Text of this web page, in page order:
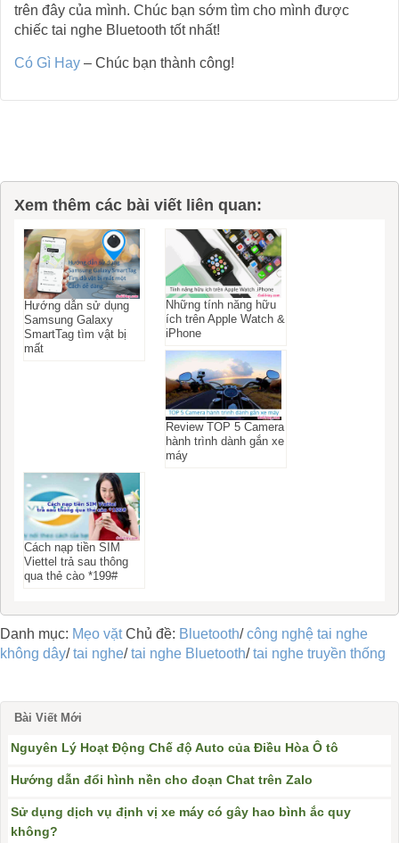
trên đây của mình. Chúc bạn sớm tìm cho mình được
chiếc tai nghe Bluetooth tốt nhất!
Có Gì Hay – Chúc bạn thành công!
Xem thêm các bài viết liên quan:
Hướng dẫn sử dụng
Samsung Galaxy
SmartTag tìm vật bị
mất
Những tính năng hữu
ích trên Apple Watch &
iPhone
Review TOP 5 Camera
hành trình dành gắn xe
máy
Cách nạp tiền SIM
Viettel trả sau thông
qua thẻ cào *199#
Danh mục: Mẹo vặt Chủ đề: Bluetooth/công nghệ tai nghe
không dây/tai nghe/tai nghe Bluetooth/tai nghe truyền thống
Bài Viết Mới
Nguyên Lý Hoạt Động Chế độ Auto của Điều Hòa Ô tô
Hướng dẫn đổi hình nền cho đoạn Chat trên Zalo
Sử dụng dịch vụ định vị xe máy có gây hao bình ắc quy
không?